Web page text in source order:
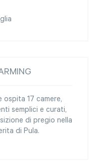
17 camere,
semplici e curati,
di pregio nella
di Pula.